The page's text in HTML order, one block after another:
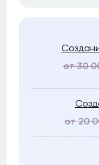
от 30
от 20